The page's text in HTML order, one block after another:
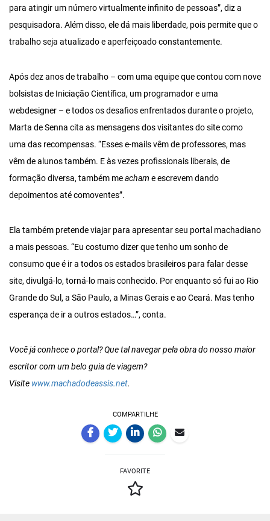
para atingir um número virtualmente infinito de pessoas”, diz a
pesquisadora. Além disso, ele dá mais liberdade, pois permite que o
trabalho seja atualizado e aperfeiçoado constantemente.
Após dez anos de trabalho – com uma equipe que contou com nove
bolsistas de Iniciação Científica, um programador e uma
webdesigner – e todos os desafios enfrentados durante o projeto,
Marta de Senna cita as mensagens dos visitantes do site como
uma das recompensas. “Esses e-mails vêm de professores, mas
vêm de alunos também. E às vezes profissionais liberais, de
formação diversa, também meacham e escrevem dando
depoimentos até comoventes”.
Ela também pretende viajar para apresentar seu portal machadiano
a mais pessoas. “Eu costumo dizer que tenho um sonho de
consumo que é ir a todos os estados brasileiros para falar desse
site, divulgá-lo, torná-lo mais conhecido. Por enquanto só fui ao Rio
Grande do Sul, a São Paulo, a Minas Gerais e ao Ceará. Mas tenho
esperança de ir a outros estados…”, conta.
Você já conhece o portal? Que tal navegar pela obra do nosso maior
escritor com um belo guia de viagem?
Visite www.machadodeassis.net.
COMPARTILHE
FAVORITE